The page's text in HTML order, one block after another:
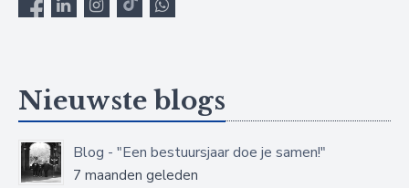
Nieuwste blogs
Blog - "Een bestuursjaar doe je samen!"
7 maanden geleden